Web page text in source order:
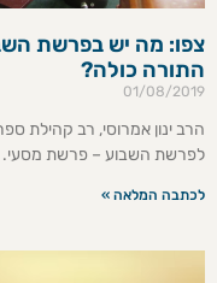
צפו: מה יש בפרשת
התורה כולה?
01/08/2019
הרב ינון אמרוסי, רב קהילת
לפרשת השבוע – פרשת מסעי.
לכתבה המלאה »